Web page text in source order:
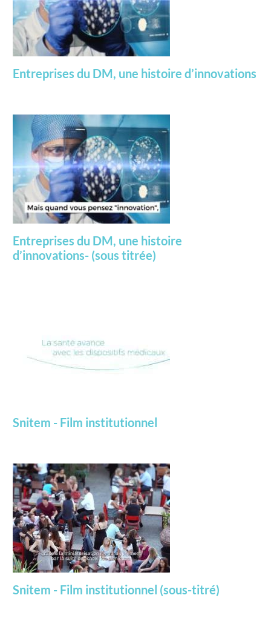
Entreprises du DM, une histoire d’innovations
Entreprises du DM, une histoire
d’innovations- (sous titrée)
Snitem - Film institutionnel
Snitem - Film institutionnel (sous-titré)